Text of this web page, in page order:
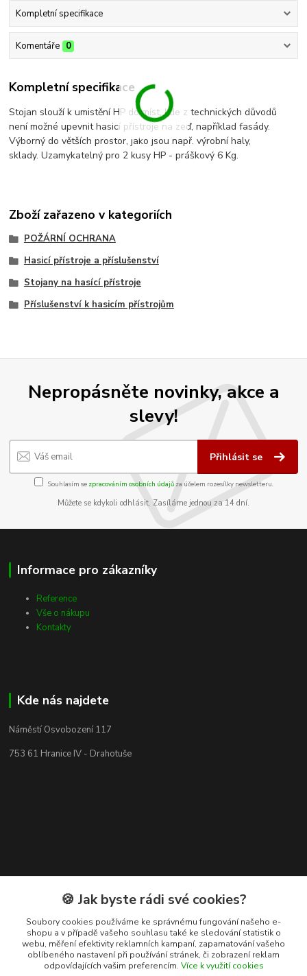
Kompletní specifikace
Komentáře 0
Kompletní specifikace
Stojan slouží k umistění HP do míst, kde z technických důvodů
není možné upevnit hasicí přístroje na zeď, například fasády.
Výborný do větších prostor, jako jsou např. výrobní haly,
sklady. Uzamykatelný pro 2 kusy HP - práškový 6 Kg.
Zboží zařazeno v kategoriích
POŽÁRNÍ OCHRANA
Hasicí přístroje a příslušenství
Stojany na hasící přístroje
Příslušenství k hasicím přístrojům
Nepropásněte novinky, akce a
slevy!
Přihlásit se
Souhlasím se zpracováním osobních údajůza účelem rozesílky newsletteru.
Můžete se kdykoli odhlásit. Zasíláme jednou za 14 dní.
Informace pro zákazníky
Reference
Vše o nákupu
Kontakty
Kde nás najdete
Náměstí Osvobození 117
753 61 Hranice IV - Drahotuše
Kontakty
🍪 Jak byste rádi své cookies?
Soubory cookies používáme ke správnému fungování našeho e-
shopu a v případě vašeho souhlasu také ke sledování statistik o
webu, měření efektivity reklamních kampaní, zapamatování vašeho
oblíbeného nastavení při používání stránek, či zobrazení reklam
odpovídajících vašim preferencím. Více k využití cookies